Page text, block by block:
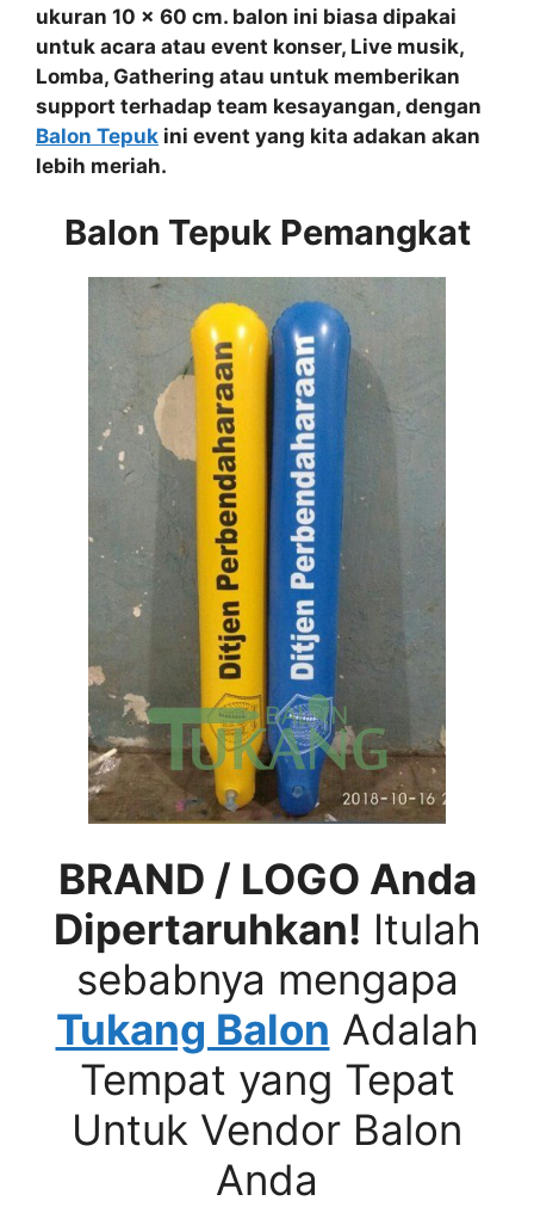
ukuran 10 x 60 cm. balon ini biasa dipakai
untuk acara atau event konser, Live musik,
Lomba, Gathering atau untuk memberikan
support terhadap team kesayangan, dengan
Balon Tepuk ini event yang kita adakan akan
lebih meriah.
Balon Tepuk Pemangkat
BRAND / LOGO Anda
Dipertaruhkan! Itulah
sebabnya mengapa
Tukang Balon Adalah
Tempat yang Tepat
Untuk Vendor Balon
Anda